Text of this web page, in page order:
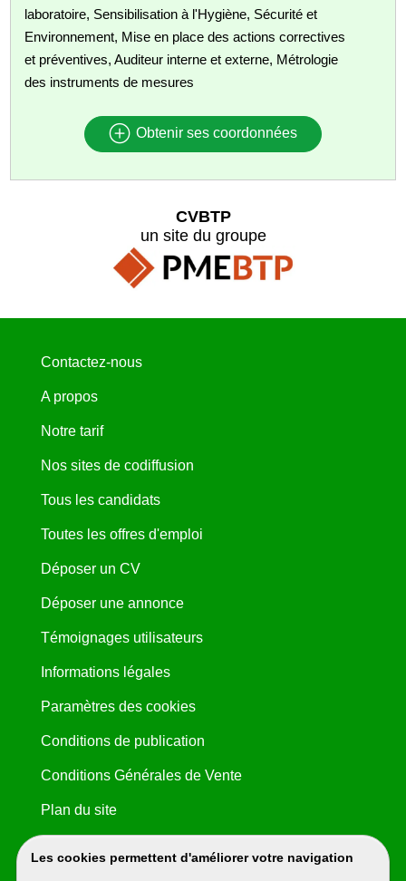
laboratoire, Sensibilisation à l'Hygiène, Sécurité et
Environnement, Mise en place des actions correctives
et préventives, Auditeur interne et externe, Métrologie
des instruments de mesures
Obtenir ses coordonnées
Les cookies permettent d'améliorer votre navigation
CVBTP
un site du groupe
Contactez-nous
A propos
Notre tarif
Nos sites de codiffusion
Tous les candidats
Toutes les offres d'emploi
Déposer un CV
Déposer une annonce
Témoignages utilisateurs
Informations légales
Paramètres des cookies
Conditions de publication
Conditions Générales de Vente
Plan du site